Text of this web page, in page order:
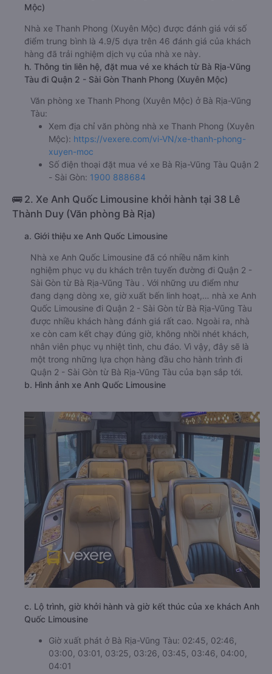
Mộc)
Nhà xe Thanh Phong (Xuyên Mộc) được đánh giá với số
điểm trung bình là 4.9/5 dựa trên 46 đánh giá của khách
hàng đã trải nghiệm dịch vụ của nhà xe này.
h. Thông tin liên hệ, đặt mua vé xe khách từ Bà Rịa-Vũng
Tàu đi Quận 2 - Sài Gòn Thanh Phong (Xuyên Mộc)
Văn phòng xe Thanh Phong (Xuyên Mộc) ở Bà Rịa-Vũng
Tàu:
Xem địa chỉ văn phòng nhà xe Thanh Phong (Xuyên
Mộc): https://vexere.com/vi-VN/xe-thanh-phong-
xuyen-moc
Số điện thoại đặt mua vé xe Bà Rịa-Vũng Tàu Quận 2
- Sài Gòn: 1900 888684
🚌 2. Xe Anh Quốc Limousine khởi hành tại 38 Lê
Thành Duy (Văn phòng Bà Rịa)
a. Giới thiệu xe Anh Quốc Limousine
Nhà xe Anh Quốc Limousine đã có nhiều năm kinh
nghiệm phục vụ du khách trên tuyến đường đi Quận 2 -
Sài Gòn từ Bà Rịa-Vũng Tàu . Với những ưu điểm như
đang dạng dòng xe, giờ xuất bến linh hoạt,… nhà xe Anh
Quốc Limousine đi Quận 2 - Sài Gòn từ Bà Rịa-Vũng Tàu
được nhiều khách hàng đánh giá rất cao. Ngoài ra, nhà
xe còn cam kết chạy đúng giờ, không nhồi nhét khách,
nhân viên phục vụ nhiệt tình, chu đáo. Vì vậy, đây sẽ là
một trong những lựa chọn hàng đầu cho hành trình đi
Quận 2 - Sài Gòn từ Bà Rịa-Vũng Tàu của bạn sắp tới.
b. Hình ảnh xe Anh Quốc Limousine
c. Lộ trình, giờ khởi hành và giờ kết thúc của xe khách Anh
Quốc Limousine
Giờ xuất phát ở Bà Rịa-Vũng Tàu: 02:45, 02:46,
03:00, 03:01, 03:25, 03:26, 03:45, 03:46, 04:00,
04:01